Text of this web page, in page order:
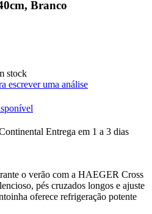
Branco
stock
escrever uma análise
Entrega em 1 a 3 dias
o verão com a HAEGER Cross
pés cruzados longos e ajuste
oferece refrigeração potente